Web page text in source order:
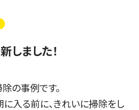
しました！
の事例です。
入る前に、きれいに掃除をし